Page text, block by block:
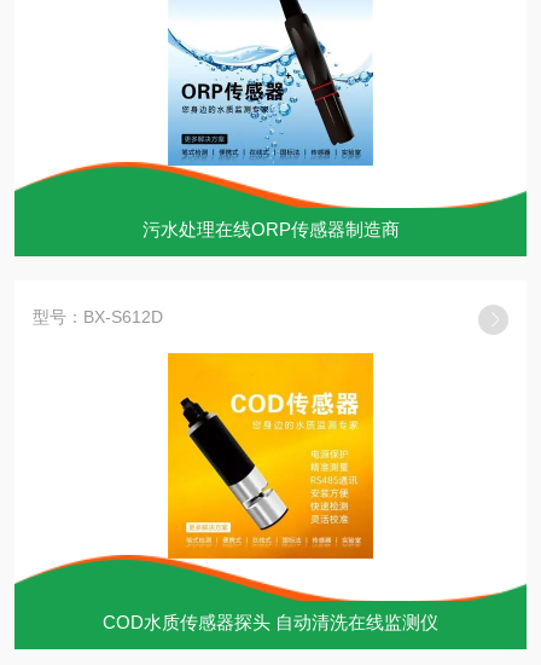
污水处理在线ORP传感器制造商
型号：BX-S612D
COD水质传感器探头 自动清洗在线监测仪